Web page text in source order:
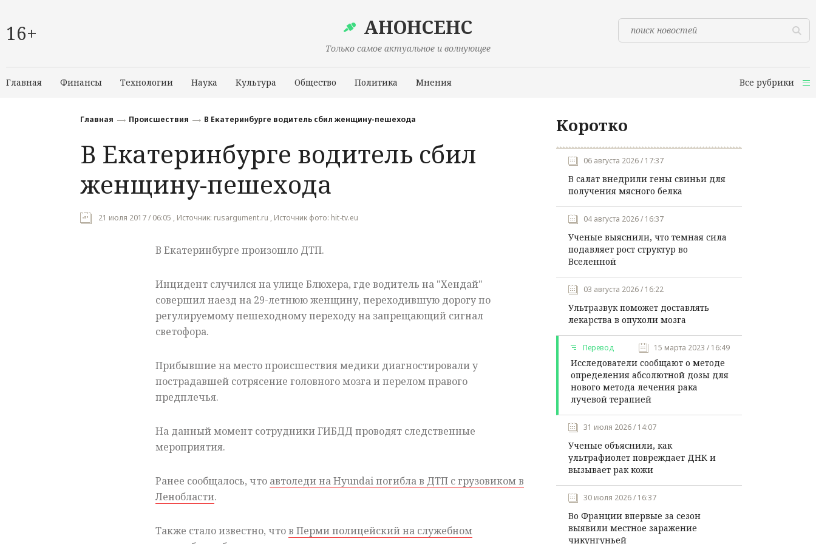
16+ АНОНСЕНС
Только самое актуальное и волнующее
Главная Финансы Технологии Наука Культура Общество Политика Мнения Все рубрики
Происшествия
Главная Происшествия В Екатеринбурге водитель сбил женщину-пешехода
В Екатеринбурге водитель сбил
женщину-пешехода
21 июля 2017 / 06:05 , Источник: rusargument.ru , Источник фото: hit-tv.eu
В Екатеринбурге произошло ДТП.
Инцидент случился на улице Блюхера, где водитель на "Хендай"
совершил наезд на 29-летнюю женщину, переходившую дорогу по
регулируемому пешеходному переходу на запрещающий сигнал
светофора.
Прибывшие на место происшествия медики диагностировали у
пострадавшей сотрясение головного мозга и перелом правого
предплечья.
На данный момент сотрудники ГИБДД проводят следственные
мероприятия.
Ранее сообщалось, что автоледи на Hyundai погибла в ДТП с грузовиком в
Ленобласти.
Также стало известно, чтов Перми полицейский на служебном
Коротко
06 августа 2026 / 17:37
В салат внедрили гены свиньи для
получения мясного белка
04 августа 2026 / 16:37
Ученые выяснили, что темная сила
подавляет рост структур во
Вселенной
03 августа 2026 / 16:22
Ультразвук поможет доставлять
лекарства в опухоли мозга
Перевод 15 марта 2023 / 16:49
Исследователи сообщают о методе
определения абсолютной дозы для
нового метода лечения рака
лучевой терапией
31 июля 2026 / 14:07
Ученые объяснили, как
ультрафиолет повреждает ДНК и
вызывает рак кожи
30 июля 2026 / 16:37
Во Франции впервые за сезон
выявили местное заражение
чикунгуньей